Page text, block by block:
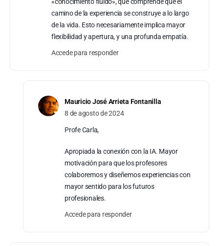
«conocimiento fluido», que comprende que el
camino de la experiencia se construye a lo largo
de la vida. Esto necesariamente implica mayor
flexibilidad y apertura, y una profunda empatía.
Accede para responder
Mauricio José Arrieta Fontanilla
8 de agosto de 2024
Profe Carla,
Apropiada la conexión con la IA. Mayor
motivación para que los profesores
colaboremos y diseñemos experiencias con
mayor sentido para los futuros
profesionales.
Accede para responder